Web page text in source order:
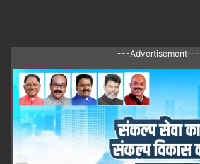
---Advertisement---